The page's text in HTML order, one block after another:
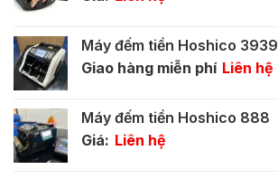
Máy đếm tiền Hoshico 3939
Giao hàng miễn phí Liên hệ
Máy đếm tiền Hoshico 888
Giá: Liên hệ